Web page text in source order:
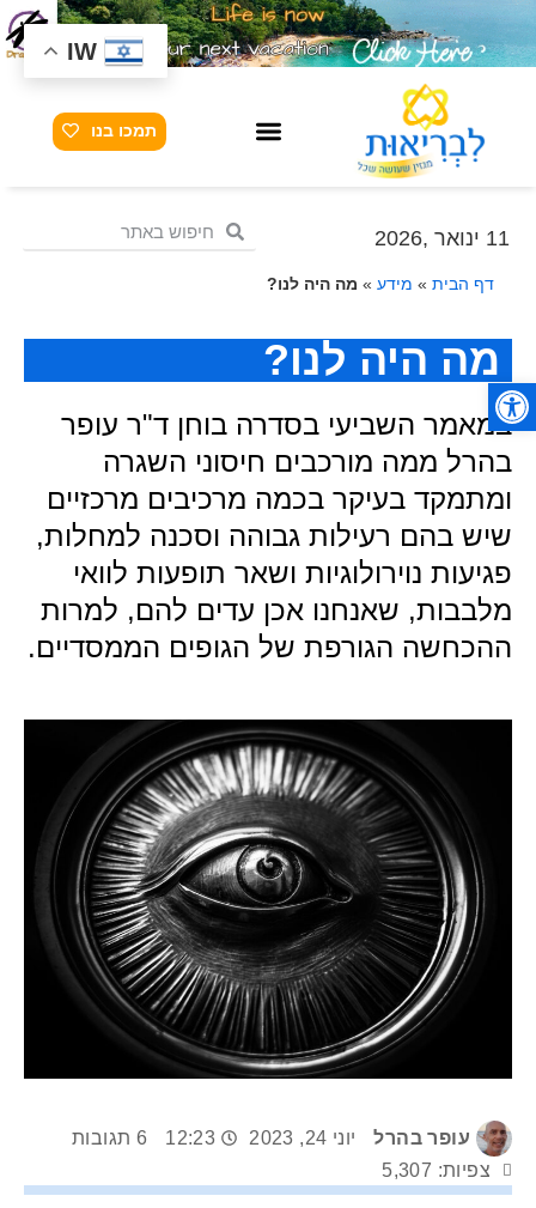
פתח סרגל נגישות
תמכו בנו
11 ינואר ,2026
דף הבית » מידע » מה היה לנו?
מה היה לנו?
במאמר השביעי בסדרה בוחן ד"ר עופר
בהרל ממה מורכבים חיסוני השגרה
ומתמקד בעיקר בכמה מרכיבים מרכזיים
שיש בהם רעילות גבוהה וסכנה למחלות,
פגיעות נוירולוגיות ושאר תופעות לוואי
מלבבות, שאנחנו אכן עדים להם, למרות
ההכחשה הגורפת של הגופים הממסדיים.
עופר בהרל יוני 24, 2023 12:23
6 תגובות
צפיות: 5,307
IW